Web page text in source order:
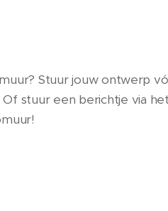
Stuur jouw ontwerp
Of stuur een berichtje via